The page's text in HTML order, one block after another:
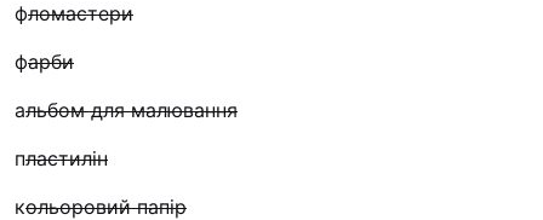
фломастери
фарби
альбом для малювання
пластилін
кольоровий папір